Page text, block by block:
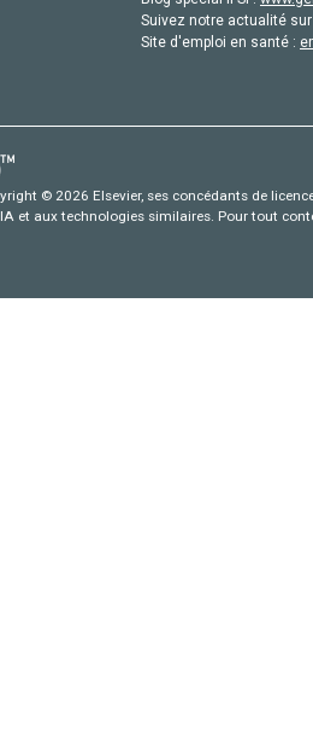
Suivez notre actualité
Site d'emploi en santé :
© 2026 Elsevier, ses concédants de
et aux technologies similaires. Pour tout